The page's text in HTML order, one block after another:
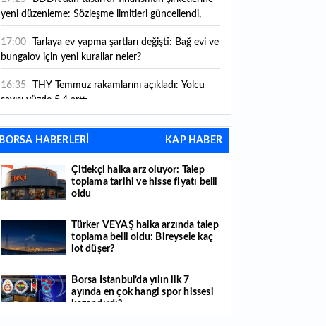
yeni düzenleme: Sözleşme limitleri güncellendi,
yeni kurallar yürürlüğe girdi
17:00
bungalov için yeni kurallar neler?
16:35
sayısı yüzde 5,4 arttı
16:27 Piyasaların beklediği veri geldi: ABD tarım
dışı istihdam rakamları açıklandı
16:24 Çitlekçi halka arz oluyor: Talep toplama
tarihi ve hisse fiyatı belli oldu
yapmak istediğini savundu
16:04 Boğaz’ın kıtaları birleştiren ruhu Memorial
16:01 Hafta sonu hava nasıl olacak?
BORSA HABERLERİ KAP HABER
Çitlekçi halka arz oluyor: Talep
toplama tarihi ve hisse fiyatı belli
oldu
Türker VEYAŞ halka arzında talep
toplama belli oldu: Bireysele kaç
lot düşer?
Borsa İstanbul’da yılın ilk 7
ayında en çok hangi spor hissesi
kazandırdı?